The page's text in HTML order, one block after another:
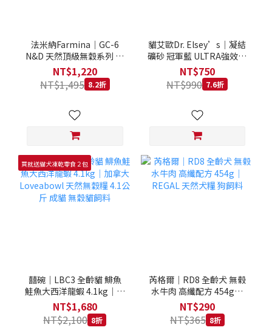
法米納Farmina｜GC-6
N&D 天然頂級無穀系列 室
內/結紮貓 雞肉石榴 1.5KG
NT$1,220
NT$1,495 8.2折
貓艾歐Dr. Elsey’s｜凝結
礦砂 冠軍藍 ULTRA強效除
臭 40LB｜Cat Litter 40磅
士
NT$750
NT$990 7.6折
買就送貓犬凍乾零食２包
囍碗｜LBC3 全齡貓 鯡魚
鮭魚大西洋龍蝦 4.1kg｜加
拿大 Loveabowl 天然無穀
糧 4.1公斤 成貓 無穀貓飼
料
NT$1,680
NT$2,100 8折
芮格爾｜RD8 全齡犬 無榖
水牛肉 高纖配方 454g｜
REGAL 天然犬糧 狗飼料
NT$290
NT$365 8折